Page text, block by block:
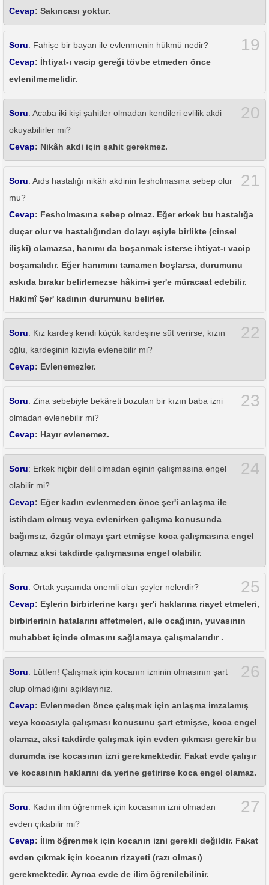
Cevap: Sakıncası yoktur.
19
Soru: Fahişe bir bayan ile evlenmenin hükmü nedir?
Cevap: İhtiyat-ı vacip gereği tövbe etmeden önce
evlenilmemelidir.
20
Soru: Acaba iki kişi şahitler olmadan kendileri evlilik akdi
okuyabilirler mi?
Cevap: Nikâh akdi için şahit gerekmez.
21
Soru: Aıds hastalığı nikâh akdinin fesholmasına sebep olur
mu?
Cevap: Fesholmasına sebep olmaz. Eğer erkek bu hastalığa
duçar olur ve hastalığından dolayı eşiyle birlikte (cinsel
ilişki) olamazsa, hanımı da boşanmak isterse ihtiyat-ı vacip
boşamalıdır. Eğer hanımını tamamen boşlarsa, durumunu
askıda bırakır belirlemezse hâkim-i şer'e müracaat edebilir.
Hakimî Şer' kadının durumunu belirler.
22
Soru: Kız kardeş kendi küçük kardeşine süt verirse, kızın
oğlu, kardeşinin kızıyla evlenebilir mi?
Cevap: Evlenemezler.
23
Soru: Zina sebebiyle bekâreti bozulan bir kızın baba izni
olmadan evlenebilir mi?
Cevap: Hayır evlenemez.
24
Soru: Erkek hiçbir delil olmadan eşinin çalışmasına engel
olabilir mi?
Cevap: Eğer kadın evlenmeden önce şer'i anlaşma ile
istihdam olmuş veya evlenirken çalışma konusunda
bağımsız, özgür olmayı şart etmişse koca çalışmasına engel
olamaz aksi takdirde çalışmasına engel olabilir.
25
Soru: Ortak yaşamda önemli olan şeyler nelerdir?
Cevap: Eşlerin birbirlerine karşı şer'i haklarına riayet etmeleri,
birbirlerinin hatalarını affetmeleri, aile ocağının, yuvasının
muhabbet içinde olmasını sağlamaya çalışmalarıdır .
26
Soru: Lütfen! Çalışmak için kocanın izninin olmasının şart
olup olmadığını açıklayınız.
Cevap: Evlenmeden önce çalışmak için anlaşma imzalamış
veya kocasıyla çalışması konusunu şart etmişse, koca engel
olamaz, aksi takdirde çalışmak için evden çıkması gerekir bu
durumda ise kocasının izni gerekmektedir. Fakat evde çalışır
ve kocasının haklarını da yerine getirirse koca engel olamaz.
27
Soru: Kadın ilim öğrenmek için kocasının izni olmadan
evden çıkabilir mi?
Cevap: İlim öğrenmek için kocanın izni gerekli değildir. Fakat
evden çıkmak için kocanın rizayeti (razı olması)
gerekmektedir. Ayrıca evde de ilim öğrenilebilinir.